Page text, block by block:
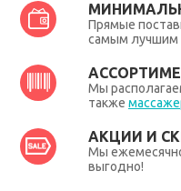
Прямые
самым лучшим
Мы
также
АКЦИИ И
Мы
выгодно!